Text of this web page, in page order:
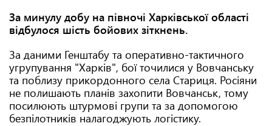
За минулу добу на півночі Харківської області
відбулося шість бойових зіткнень.
За даними Генштабу та оперативно-тактичного
угрупування "Харків", бої точилися у Вовчанську
та поблизу прикордонного села Стариця. Росіяни
не полишають планів захопити Вовчанськ, тому
посилюють штурмові групи та за допомогою
безпілотників налагоджують логістику.